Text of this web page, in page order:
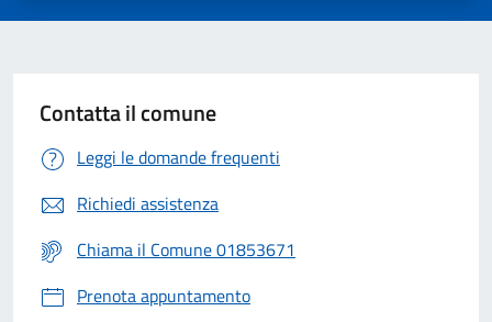
Contatta il comune
Leggi le domande frequenti
Richiedi assistenza
Chiama il Comune 01853671
Prenota appuntamento